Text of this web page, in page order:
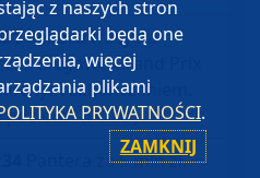
Rekord trasy na
Biegowe Grand Prix
zakończeniem.
(FOTO)
Pantera za 5 mln zł.
z naszych stron
będą one
więcej
plikami
PRYWATNOŚCI.
ZAMKNIJ